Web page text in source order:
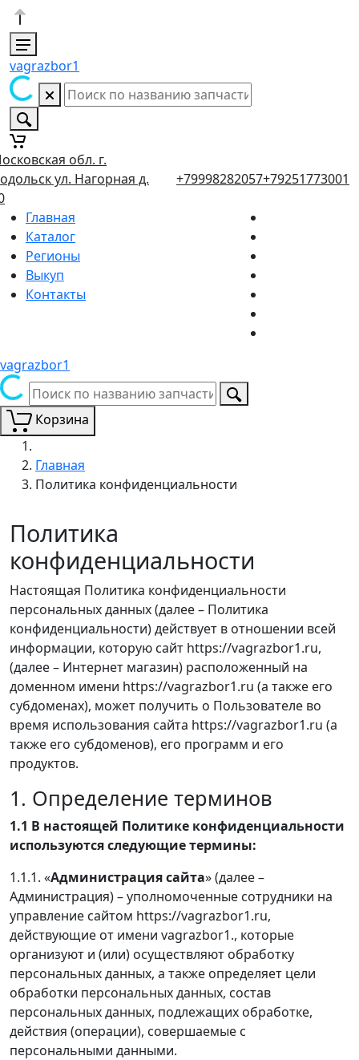
vagrazbor1
обл. г.
ул. Нагорная д.
+79998282057+79251773001
Главная
Каталог
Регионы
Выкуп
Контакты
vagrazbor1
Корзина
Главная
Политика конфиденциальности
Политика
конфиденциальности
Настоящая Политика конфиденциальности
персональных данных (далее – Политика
конфиденциальности) действует в отношении всей
информации, которую сайт https://vagrazbor1.ru,
(далее – Интернет магазин) расположенный на
доменном имени https://vagrazbor1.ru (а также его
субдоменах), может получить о Пользователе во
время использования сайта https://vagrazbor1.ru (а
также его субдоменов), его программ и его
продуктов.
1. Определение терминов
1.1 В настоящей Политике конфиденциальности
используются следующие термины:
1.1.1. «Администрация сайта» (далее –
Администрация) – уполномоченные сотрудники на
управление сайтом https://vagrazbor1.ru,
действующие от имени vagrazbor1., которые
организуют и (или) осуществляют обработку
персональных данных, а также определяет цели
обработки персональных данных, состав
персональных данных, подлежащих обработке,
действия (операции), совершаемые с
персональными данными.